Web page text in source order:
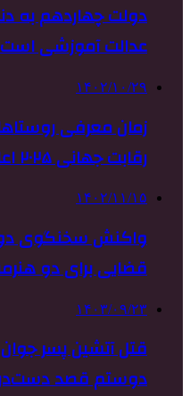
دولت چهاردهم به
عدالت آموزشی است
۱۴۰۲/۱۰/۲۹
زمان معرفی
رقابت جهانی ۲۰۲۵ اعلام شد
۱۴۰۲/۱۱/۱۵
واکنش سخنگوی
قضایی برای دو
۱۴۰۳/۰۹/۲۳
قتل آتشین پسر جوان
دوستم قصد